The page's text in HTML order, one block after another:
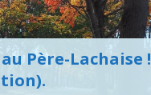
Père-Lachaise !